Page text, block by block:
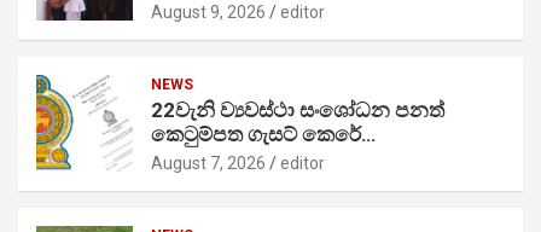
August 9, 2026 editor
NEWS
22වැනි ව්‍යවස්ථා සංශෝධන පනත්
කෙටුම්පත ගැසට් කෙරේ…
August 7, 2026 editor